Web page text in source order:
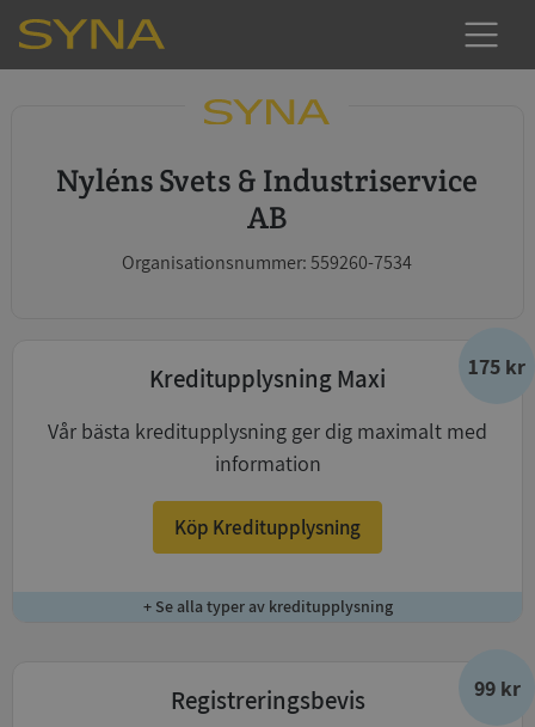
Nyléns Svets & Industriservice
AB
Organisationsnummer: 559260-7534
175 kr
Kreditupplysning Maxi
Vår bästa kreditupplysning ger dig maximalt med
information
Köp Kreditupplysning
+ Se alla typer av kreditupplysning
99 kr
Registreringsbevis